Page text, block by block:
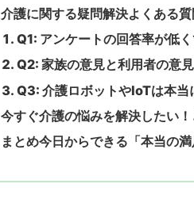
介護に関する疑問解決よくある
Q1: アンケートの回答率が低
Q2: 家族の意見と利用者の意
Q3: 介護ロボットやIoTは本当
今すぐ介護の悩みを解決したい
まとめ今日からできる「本当の